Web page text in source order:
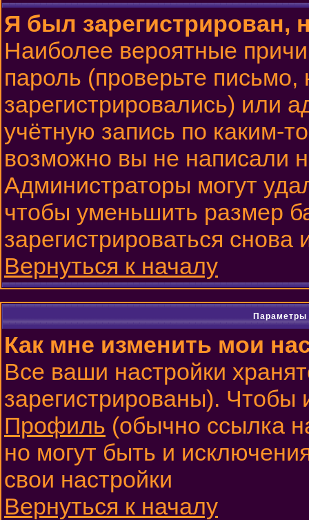
Я был зарегистрирован,
Наиболее вероятные
пароль (проверьте
зарегистрировались) или
учётную запись по каким-
возможно вы не написали
Администраторы могут
чтобы уменьшить размер
зарегистрироваться снова
Вернуться к началу
Параметры
Как мне изменить мои
Все ваши настройки
зарегистрированы). Чтобы
Профиль (обычно ссылка
но могут быть и
свои настройки
Вернуться к началу